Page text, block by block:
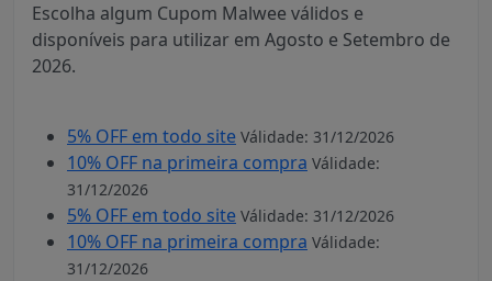
Escolha algum Cupom Malwee válidos e
disponíveis para utilizar em Agosto e Setembro de
2026.
5% OFF em todo site Válidade: 31/12/2026
10% OFF na primeira compra Válidade:
31/12/2026
5% OFF em todo site Válidade: 31/12/2026
10% OFF na primeira compra Válidade:
31/12/2026